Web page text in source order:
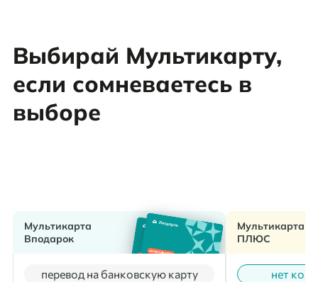
Выбирай Мультикарту,
если сомневаетесь в
выборе
Мультикарта
Вподарок
перевод на банковскую карту
Мультикарта
ПЛЮС
нет